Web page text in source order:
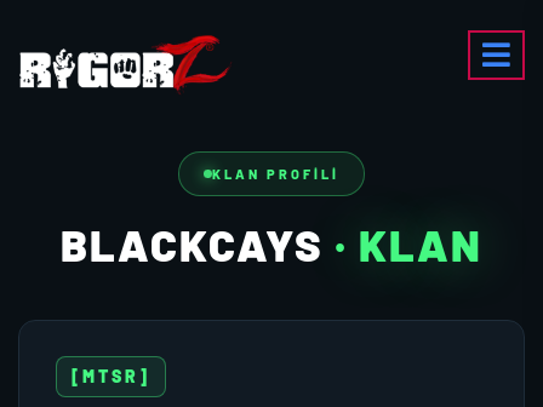
KLAN PROFILI
BLACKCAYS · KLAN
[MTSR]